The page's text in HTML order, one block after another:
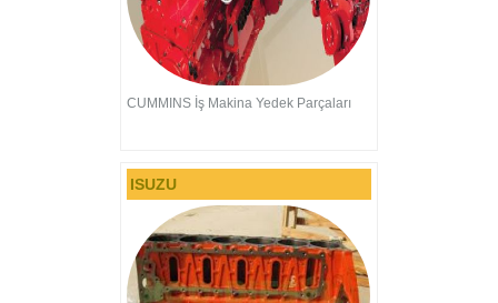
CUMMINS İş Makina Yedek Parçaları
ISUZU